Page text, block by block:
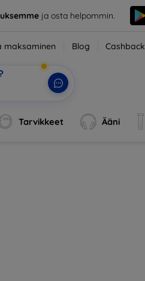
ja osta helpommin.
maksaminen Blog Cashback
Tarvikkeet Ääni